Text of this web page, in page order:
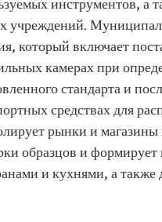
инструментов, а
учреждений.
который включает
камерах при
стандарта и
средствах для
рынки и
образцов и
и кухнями, а